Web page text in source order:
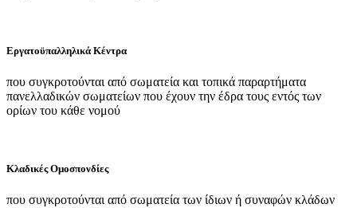
Εργατοϋπαλληλικά Κέντρα
που συγκροτούνται από σωματεία και τοπικά παραρτήματα
πανελλαδικών σωματείων που έχουν την έδρα τους εντός των
ορίων του κάθε νομού
Κλαδικές Ομοσπονδίες
που συγκροτούνται από σωματεία των ίδιων ή συναφών κλάδων